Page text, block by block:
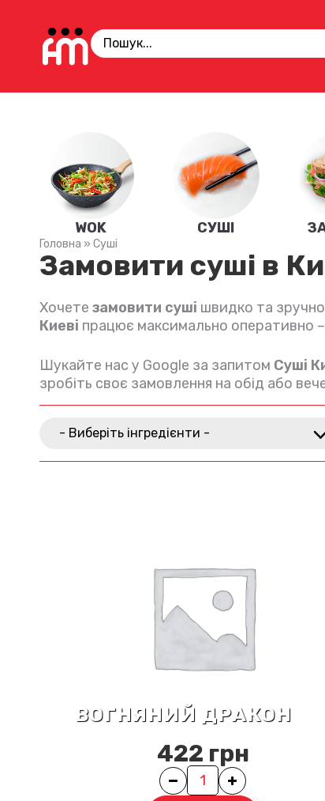
WOK СУШІ
Головна » Суші
Замовити суші в
Хочете замовити суші швидко та
Киеві працює максимально оперативно
Шукайте нас у Google за запитом Суші
зробіть своє замовлення на обід або
- Виберіть інгредієнти -
ВОГНЯНИЙ ДРАКОН
422 грн
Quantity